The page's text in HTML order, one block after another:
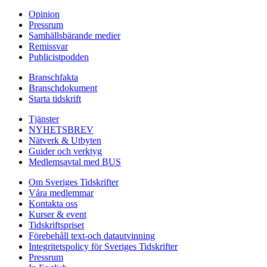
Opinion
Pressrum
Samhällsbärande medier
Remissvar
Publicistpodden
Branschfakta
Branschdokument
Starta tidskrift
Tjänster
NYHETSBREV
Nätverk & Utbyten
Guider och verktyg
Medlemsavtal med BUS
Om Sveriges Tidskrifter
Våra medlemmar
Kontakta oss
Kurser & event
Tidskriftspriset
Förebehåll text-och datautvinning
Integritetspolicy för Sveriges Tidskrifter
Pressrum